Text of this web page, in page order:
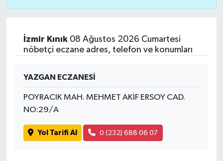
İzmir Kınık08 Ağustos 2026 Cumartesi
nöbetçi eczane adres, telefon ve konumları
YAZGAN ECZANESİ
POYRACIK MAH. MEHMET AKİF ERSOY CAD.
NO:29/A
Yol Tarifi Al 0 (232) 688 06 07